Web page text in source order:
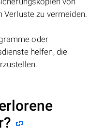
Verluste zu vermeiden.
oder
helfen, die